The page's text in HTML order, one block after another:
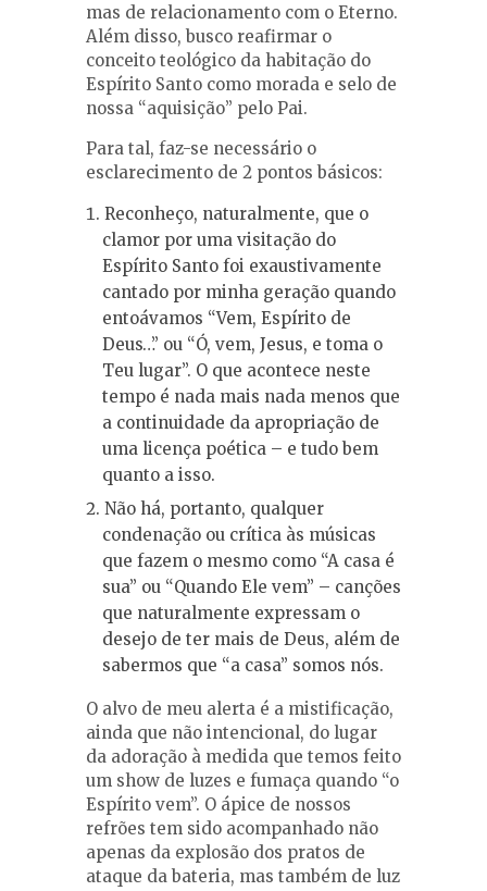
mas de relacionamento com o Eterno.
Além disso, busco reafirmar o
conceito teológico da habitação do
Espírito Santo como morada e selo de
nossa “aquisição” pelo Pai.
Para tal, faz-se necessário o
esclarecimento de 2 pontos básicos:
Reconheço, naturalmente, que o
clamor por uma visitação do
Espírito Santo foi exaustivamente
cantado por minha geração quando
entoávamos “Vem, Espírito de
Deus…” ou “Ó, vem, Jesus, e toma o
Teu lugar”. O que acontece neste
tempo é nada mais nada menos que
a continuidade da apropriação de
uma licença poética – e tudo bem
quanto a isso.
Não há, portanto, qualquer
condenação ou crítica às músicas
que fazem o mesmo como “A casa é
sua” ou “Quando Ele vem” – canções
que naturalmente expressam o
desejo de ter mais de Deus, além de
sabermos que “a casa” somos nós.
O alvo de meu alerta é a mistificação,
ainda que não intencional, do lugar
da adoração à medida que temos feito
um show de luzes e fumaça quando “o
Espírito vem”. O ápice de nossos
refrões tem sido acompanhado não
apenas da explosão dos pratos de
ataque da bateria, mas também de luz